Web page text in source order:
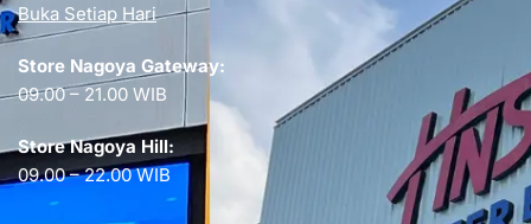
Buka Setiap Hari
Store Nagoya Gateway:
09.00 – 21.00 WIB
Store Nagoya Hill:
09.00 – 22.00 WIB